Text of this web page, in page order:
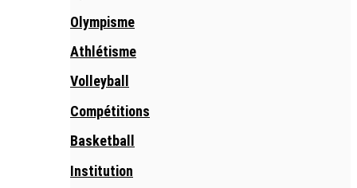
Olympisme
Athlétisme
Volleyball
Compétitions
Basketball
Institution